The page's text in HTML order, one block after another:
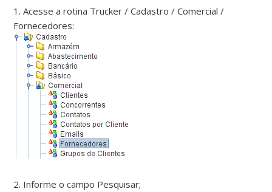
1. Acesse a rotina Trucker / Cadastro / Comercial /
Fornecedores:
2. Informe o campo Pesquisar;